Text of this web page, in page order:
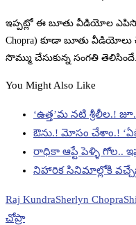
ఇప్పట్లో ఈ బూతు వీడియోల ఎపిసోడ్
Chopra) కూడా బూతు
సొమ్ము చేసుకున్న సంగతి తెలిసిందే.
You Might Also Like
‘ఉత్త’మ నటి శ్రీలీల.!
ఔను.! మోసం చేశాం.!
రాధికా ఆప్టే పెళ్ళి గోల..
నిహారిక సినిమాల్లోకి
Raj KundraSherlyn Chopra
చోప్రా